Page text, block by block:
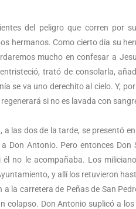
del peligro que corren por
hermanos. Como cierto día su
mucho en confesar a
trató de consolarla,
se va uno derechito al cielo. Y,
si no es lavada con
las dos de la tarde, se presentó
Don Antonio. Pero entonces Don
no le acompañaba. Los
y allí los retuvieron
la carretera de Peñas de San
colapso. Don Antonio suplicó a